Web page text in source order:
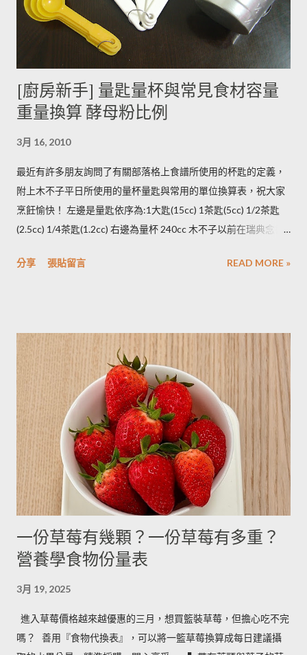
薯應該如何正確儲藏？ 1. 放在陰暗角落避免受光線照射持續增加
生物鹼。 2. 別放進冰箱冷藏，低溫冷藏儲存過的馬鈴薯，切開後
烹煮變黑的情形較常溫儲存的馬鈴薯嚴重。 2014/12/12修正，
木不子誤解《食物與廚藝 蔬果、香料、穀物》 P82~85的文字
意義，請大家掠過這段說法。自己的經驗是冰過的馬鈴薯煮完比
較容易發黑，但是目前還找不到相關的原因。歡迎大家提供。 3.
淨蒸熟，接著再依據料理需求切塊或壓泥分裝，送入冷凍庫冷
凍。必須注意的是，在馬鈴薯冷凍的過程，水分會與澱粉脫離，
所以解凍馬鈴薯塊時馬鈴薯會出水，不同的馬鈴薯品種，出水程
度不同，可依料理需求選擇；冷凍庫的幸福生活提案一書提到：
將馬鈴薯壓成泥，可以改善馬鈴薯解凍後水水軟軟的狀態。木不
被附近的馬鈴薯泥吸收。 2014/12/12補充from Patty： 1.新鮮現
落擺放三個月。...
[廚房新手] 量匙量杯與常見食材容量
重量換算 酵母粉比例
3月 16, 2010
最近有許多朋友詢問了有關部落格上食譜所使用的杯匙的定義，
附上木不子平日所使用的量杯量匙與常用的單位換算表，祝大家
烹飪愉快！ 左邊是量匙依序為:1大匙(15cc) 1茶匙(5cc) 1/2茶匙
(2.5cc) 1/4茶匙(1.2cc) 右邊為量杯 240cc 木不子以前在瑞典念書
用材料容量重量換算表 名稱 1 小匙 (1t) 1 大匙(1T) 1 杯(1cup)
3.9g --------- --------- 可可粉 2g 6g 80g 乾酵母 3.3g 10g --------- 吉
利丁粉 3.3g 10g 細鹽 4.3g 13g ---------- 細砂糖 4g 13g 170g 粗砂
糖 4g 13g 170g 糖粉 2g 6g 100g 蜂蜜 7g 22g 290g 沙拉油 4g
14g 190g 鮮奶油 5g 15g 200g 奶油 4.5g 14g 205g 酥油 4g 13g
180g 牛奶 6g 17g 210g 煉乳 6g 17.5g 240g 優格 5g 15g 210g 清
水 5g 15g 200g 可可粉 2g 6g 80g 即溶咖啡 2g 6g 70g 葡萄乾 ----
- ------- 170g 引用自 Mami的魔法廚房 ...
分享 張貼留言 READ MORE »
一份草莓有幾顆？一份草莓有多重？
營養學食物份量表
3月 19, 2025
進入草莓價格越來越優惠的三月，想買籃裝草莓，但擔心吃不完
嗎？ ​ 善用『食物代換表』，可以將一籃草莓換算成每日建議攝